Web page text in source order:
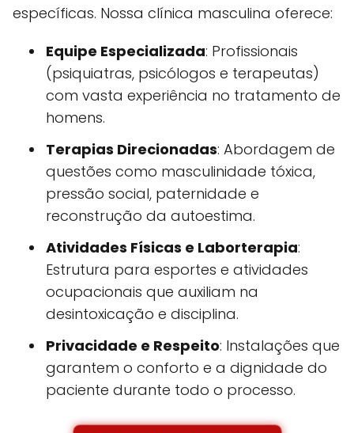
específicas. Nossa clínica masculina oferece:
Equipe Especializada: Profissionais
(psiquiatras, psicólogos e terapeutas)
com vasta experiência no tratamento de
homens.
Terapias Direcionadas: Abordagem de
questões como masculinidade tóxica,
pressão social, paternidade e
reconstrução da autoestima.
Atividades Físicas e Laborterapia:
Estrutura para esportes e atividades
ocupacionais que auxiliam na
desintoxicação e disciplina.
Privacidade e Respeito: Instalações que
garantem o conforto e a dignidade do
paciente durante todo o processo.